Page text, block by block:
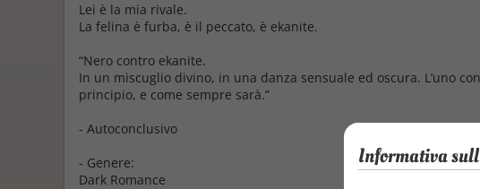
Lei è la mia rivale.
La felina è furba, è il peccato, è ekanite.
“Nero contro ekanite.
In un miscuglio divino, in una danza sensuale ed oscura. L’uno
principio, e come sempre sarà.”
- Autoconclusivo
- Genere:
Dark Romance
Informativa